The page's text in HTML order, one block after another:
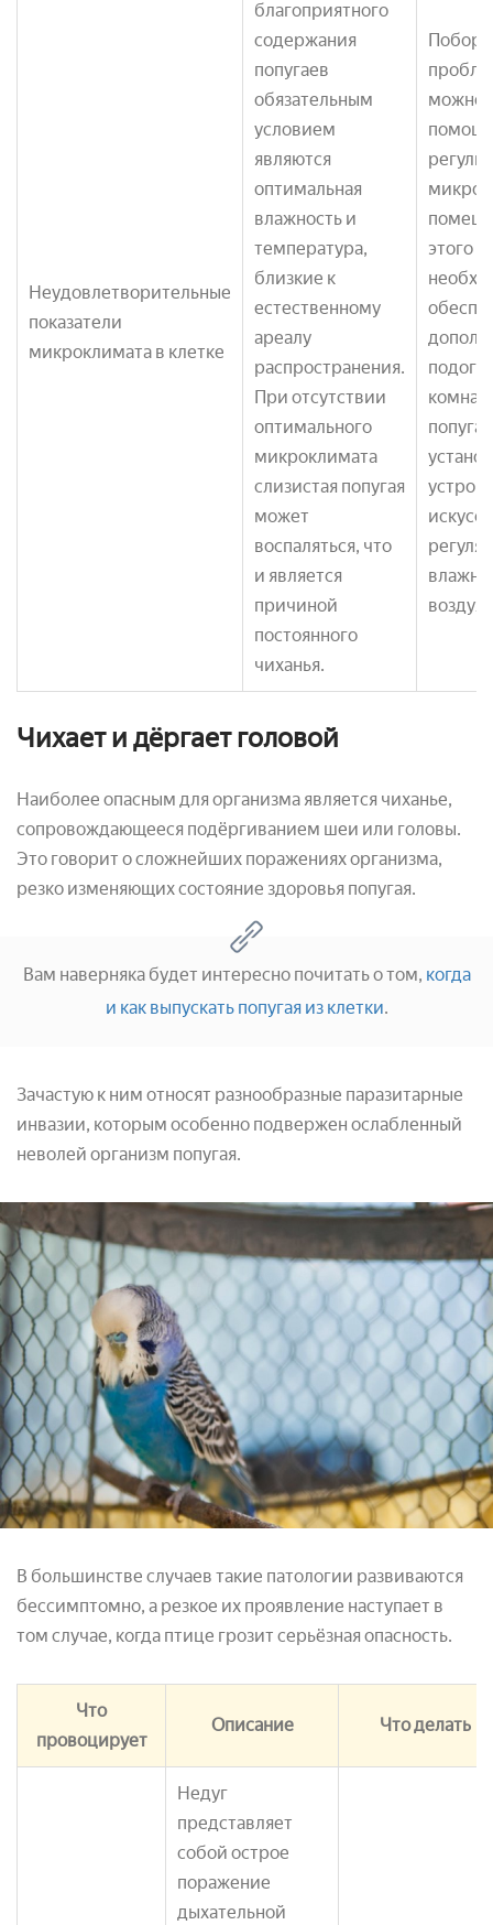
Неудовлетворительные
показатели
микроклимата в клетке
благоприятного
содержания
попугаев
обязательным
условием
являются
оптимальная
влажность и
температура,
близкие к
естественному
ареалу
распространения.
При отсутствии
оптимального
микроклимата
слизистая попугая
может
воспаляться, что
и является
причиной
постоянного
чиханья.
можно
этого
Чихает и дёргает головой
Наиболее опасным для организма является чиханье,
сопровождающееся подёргиванием шеи или головы.
Это говорит о сложнейших поражениях организма,
резко изменяющих состояние здоровья попугая.
Вам наверняка будет интересно почитать о том, когда
и как выпускать попугая из клетки.
Зачастую к ним относят разнообразные паразитарные
инвазии, которым особенно подвержен ослабленный
неволей организм попугая.
В большинстве случаев такие патологии развиваются
бессимптомно, а резкое их проявление наступает в
том случае, когда птице грозит серьёзная опасность.
Что
провоцирует
Описание Что делать
Недуг
представляет
собой острое
поражение
дыхательной